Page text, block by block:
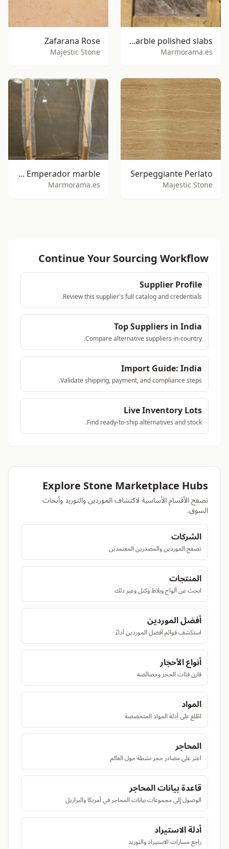
Blanco Onix marble polished slabs
Marmorama.es
Zafarana Rose
Majestic Stone
Serpeggiante Perlato
Majestic Stone
Light Emperador marble
Marmorama.es
Continue Your Sourcing Workflow
Supplier Profile
Review this supplier's full catalog and credentials.
Top Suppliers in India
Compare alternative suppliers in-country.
Import Guide: India
Validate shipping, payment, and compliance steps.
Live Inventory Lots
Find ready-to-ship alternatives and stock.
Explore Stone Marketplace Hubs
تصفح الأقسام الأساسية لاكتشاف الموردين والتوريد وأبحاث
السوق.
الشركات
تصفح الموردين والمصدرين المعتمدين
المنتجات
ابحث عن ألواح وبلاط وكتل وغير ذلك
أفضل الموردين
استكشف قوائم أفضل الموردين أداءً
أنواع الأحجار
قارن فئات الحجر وخصائصه
المواد
اطّلع على أدلة المواد المتخصصة
المحاجر
اعثر على مصادر حجر نشطة حول العالم
قاعدة بيانات المحاجر
الوصول إلى مجموعات بيانات المحاجر في أمريكا والبرازيل
أدلة الاستيراد
راجع مسارات الاستيراد والتوريد